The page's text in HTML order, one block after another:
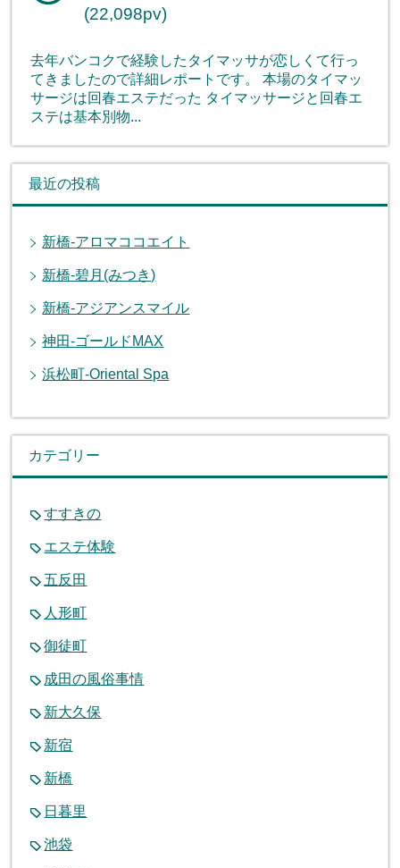
(22,098pv)
去年バンコクで経験したタイマッサが恋しくて行っ
てきましたので詳細レポートです。 本場のタイマッ
サージは回春エステだった タイマッサージと回春エ
ステは基本別物...
最近の投稿
新橋-アロマココエイト
新橋-碧月(みつき)
新橋-アジアンスマイル
神田-ゴールドMAX
浜松町-Oriental Spa
カテゴリー
すすきの
エステ体験
五反田
人形町
御徒町
成田の風俗事情
新大久保
新宿
新橋
日暮里
池袋